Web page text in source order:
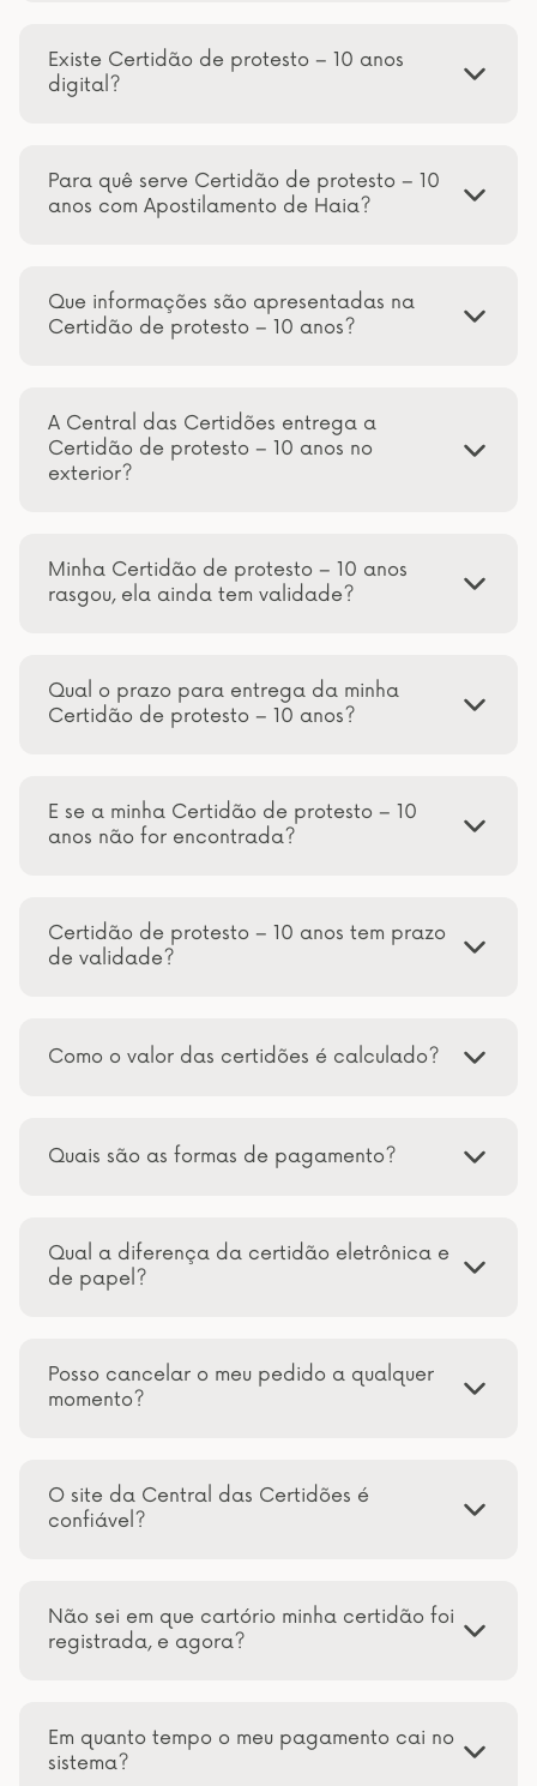
Existe Certidão de protesto – 10 anos
digital?
Para quê serve Certidão de protesto – 10
anos com Apostilamento de Haia?
Que informações são apresentadas na
Certidão de protesto – 10 anos?
A Central das Certidões entrega a
Certidão de protesto – 10 anos no
exterior?
Minha Certidão de protesto – 10 anos
rasgou, ela ainda tem validade?
Qual o prazo para entrega da minha
Certidão de protesto – 10 anos?
E se a minha Certidão de protesto – 10
anos não for encontrada?
Certidão de protesto – 10 anos tem prazo
de validade?
Como o valor das certidões é calculado?
Quais são as formas de pagamento?
Qual a diferença da certidão eletrônica e
de papel?
Posso cancelar o meu pedido a qualquer
momento?
O site da Central das Certidões é
confiável?
Não sei em que cartório minha certidão foi
registrada, e agora?
Em quanto tempo o meu pagamento cai no
sistema?